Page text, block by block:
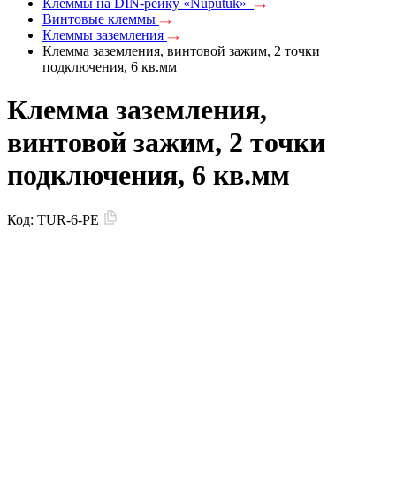
Винтовые клеммы
Клеммы заземления
Клемма заземления, винтовой зажим, 2 точки
подключения, 6 кв.мм
Клемма заземления,
винтовой зажим, 2 точки
подключения, 6 кв.мм
Код: TUR-6-PE